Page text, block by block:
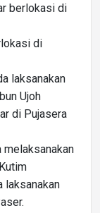
berlokasi di
di
laksanakan
Ujoh
di Pujasera
laksanakan